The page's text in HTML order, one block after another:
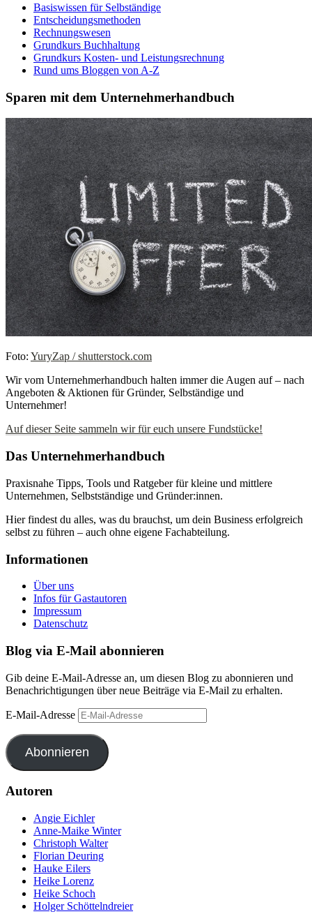
Basiswissen für Selbständige
Entscheidungsmethoden
Rechnungswesen
Grundkurs Buchhaltung
Grundkurs Kosten- und Leistungsrechnung
Rund ums Bloggen von A-Z
Sparen mit dem Unternehmerhandbuch
Foto: YuryZap / shutterstock.com
Wir vom Unternehmerhandbuch halten immer die Augen auf – nach
Angeboten & Aktionen für Gründer, Selbständige und
Unternehmer!
Auf dieser Seite sammeln wir für euch unsere Fundstücke!
Das Unternehmerhandbuch
Praxisnahe Tipps, Tools und Ratgeber für kleine und mittlere
Unternehmen, Selbstständige und Gründer:innen.
Hier findest du alles, was du brauchst, um dein Business erfolgreich
selbst zu führen – auch ohne eigene Fachabteilung.
Informationen
Über uns
Infos für Gastautoren
Impressum
Datenschutz
Blog via E-Mail abonnieren
Gib deine E-Mail-Adresse an, um diesen Blog zu abonnieren und
Benachrichtigungen über neue Beiträge via E-Mail zu erhalten.
E-Mail-Adresse
Abonnieren
Autoren
Angie Eichler
Anne-Maike Winter
Christoph Walter
Florian Deuring
Hauke Eilers
Heike Lorenz
Heike Schoch
Holger Schöttelndreier